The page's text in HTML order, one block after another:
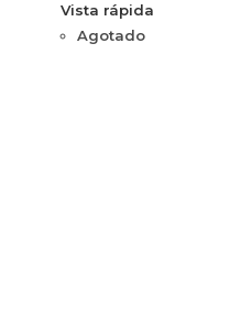
Vista rápida
Agotado